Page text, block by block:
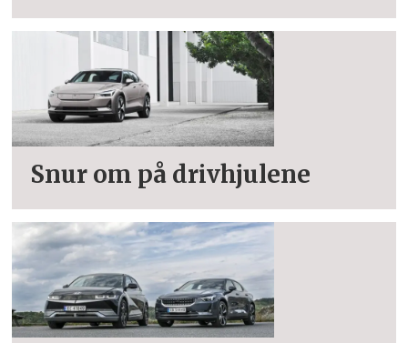
Snur om på drivhjulene